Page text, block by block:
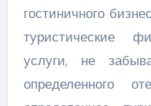
гостиничного
туристические
услуги, не
определенного